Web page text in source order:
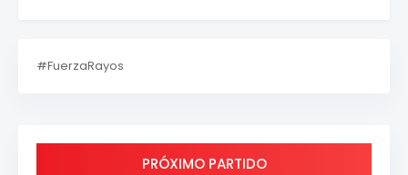
#FuerzaRayos
PRÓXIMO PARTIDO